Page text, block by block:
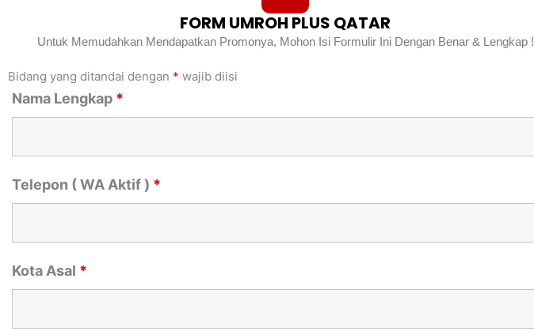
FORM UMROH PLUS QATAR
Untuk Memudahkan Mendapatkan Promonya, Mohon Isi Formulir Ini Dengan Benar & Lengkap !
Bidang yang ditandai dengan * wajib diisi
Nama Lengkap *
Telepon ( WA Aktif ) *
Kota Asal *